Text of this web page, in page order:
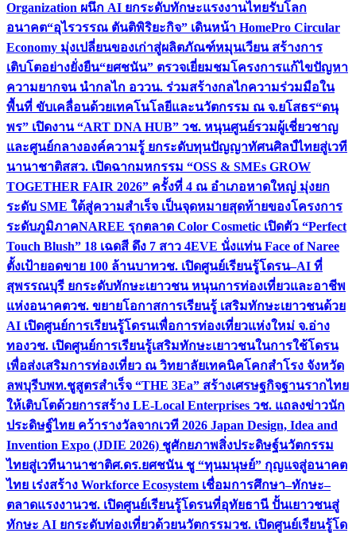
Organization ผนึก AI ยกระดับทักษะแรงงานไทยรับโลก
อนาคต“อุไรวรรณ ตันติพิริยะกิจ” เดินหน้า HomePro Circular
Economy มุ่งเปลี่ยนของเก่าสู่ผลิตภัณฑ์หมุนเวียน สร้างการ
เติบโตอย่างยั่งยืน“ยศชนัน” ตรวจเยี่ยมชมโครงการแก้ไขปัญหา
ความยากจน นำกลไก อววน. ร่วมสร้างกลไกความร่วมมือใน
พื้นที่ ขับเคลื่อนด้วยเทคโนโลยีและนวัตกรรม ณ จ.ยโสธร“ดนุ
พร” เปิดงาน “ART DNA HUB” วช. หนุนศูนย์รวมผู้เชี่ยวชาญ
และศูนย์กลางองค์ความรู้ ยกระดับทุนปัญญาทัศนศิลป์ไทยสู่เวที
นานาชาติสสว. เปิดฉากมหกรรม “OSS & SMEs GROW
TOGETHER FAIR 2026” ครั้งที่ 4 ณ อำเภอหาดใหญ่ มุ่งยก
ระดับ SME ใต้สู่ความสำเร็จ เป็นจุดหมายสุดท้ายของโครงการ
ระดับภูมิภาคNAREE รุกตลาด Color Cosmetic เปิดตัว “Perfect
Touch Blush” 18 เฉดสี ดึง 7 สาว 4EVE นั่งแท่น Face of Naree
ตั้งเป้ายอดขาย 100 ล้านบาทวช. เปิดศูนย์เรียนรู้โดรน–AI ที่
สุพรรณบุรี ยกระดับทักษะเยาวชน หนุนการท่องเที่ยวและอาชีพ
แห่งอนาคตวช. ขยายโอกาสการเรียนรู้ เสริมทักษะเยาวชนด้วย
AI เปิดศูนย์การเรียนรู้โดรนเพื่อการท่องเที่ยวแห่งใหม่ จ.อ่าง
ทองวช. เปิดศูนย์การเรียนรู้เสริมทักษะเยาวชนในการใช้โดรน
เพื่อส่งเสริมการท่องเที่ยว ณ วิทยาลัยเทคนิคโคกสำโรง จังหวัด
ลพบุรีบพท.ชูสูตรสำเร็จ “THE 3Ea” สร้างเศรษฐกิจฐานรากไทย
ให้เติบโตด้วยการสร้าง LE-Local Enterprises วช. แถลงข่าวนัก
ประดิษฐ์ไทย คว้ารางวัลจากเวที 2026 Japan Design, Idea and
Invention Expo (JDIE 2026) ชูศักยภาพสิ่งประดิษฐ์นวัตกรรม
ไทยสู่เวทีนานาชาติศ.ดร.ยศชนัน ชู “ทุนมนุษย์” กุญแจสู่อนาคต
ไทย เร่งสร้าง Workforce Ecosystem เชื่อมการศึกษา–ทักษะ–
ตลาดแรงงานวช. เปิดศูนย์เรียนรู้โดรนที่อุทัยธานี ปั้นเยาวชนสู่
ทักษะ AI ยกระดับท่องเที่ยวด้วยนวัตกรรมวช. เปิดศูนย์เรียนรู้โด